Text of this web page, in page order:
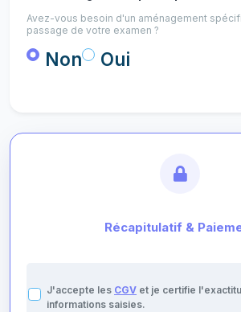
Avez-vous besoin d'un aménagement
passage de votre examen ?
Non Oui
Récapitulatif &
J'accepte les CGV et je certifie
informations saisies.